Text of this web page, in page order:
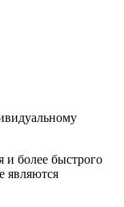
и более быстрого
являются